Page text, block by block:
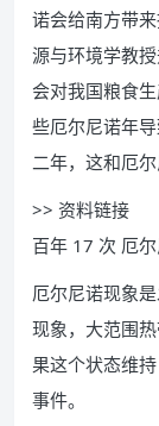
诺会给南方带
源与环境学教
会对我国粮食
些厄尔尼诺年
二年，这和厄
>> 资料链接
百年 17 次 厄
厄尔尼诺现象
现象，大范围
果这个状态维
事件。